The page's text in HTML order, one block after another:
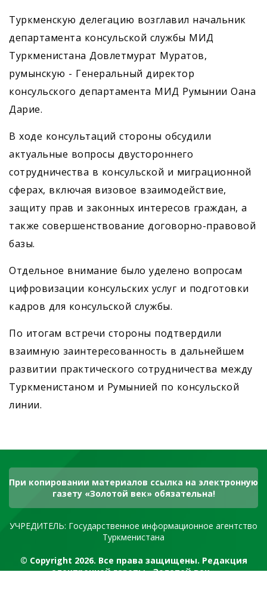
Туркменскую делегацию возглавил начальник
департамента консульской службы МИД
Туркменистана Довлетмурат Муратов,
румынскую - Генеральный директор
консульского департамента МИД Румынии Оана
Дарие.
В ходе консультаций стороны обсудили
актуальные вопросы двустороннего
сотрудничества в консульской и миграционной
сферах, включая визовое взаимодействие,
защиту прав и законных интересов граждан, а
также совершенствование договорно-правовой
базы.
Отдельное внимание было уделено вопросам
цифровизации консульских услуг и подготовки
кадров для консульской службы.
По итогам встречи стороны подтвердили
взаимную заинтересованность в дальнейшем
развитии практического сотрудничества между
Туркменистаном и Румынией по консульской
линии.
При копировании материалов ссылка на электронную
газету «Золотой век» обязательна!
УЧРЕДИТЕЛЬ: Государственное информационное агентство
Туркменистана
© Copyright 2026. Все права защищены. Редакция
электронной газеты «Золотой век»